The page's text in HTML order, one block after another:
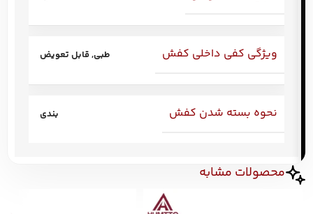
ویژگی کفی داخلی کفش طبی,قابل تعویض
نحوه بسته شدن کفش بندی
محصولات مشابه